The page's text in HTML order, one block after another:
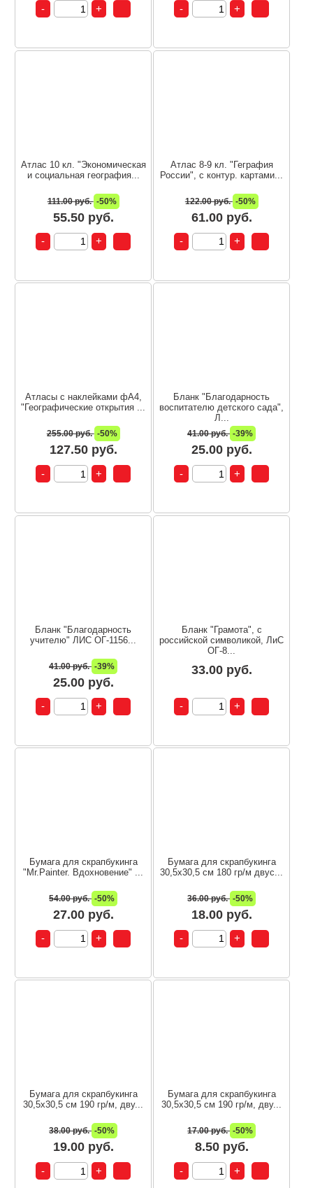
Атлас 10 кл. "Экономическая
и социальная география...
111.00 руб. -50%
55.50 руб.
Атлас 8-9 кл. "Геграфия
России", с контур. картами...
122.00 руб. -50%
61.00 руб.
Атласы с наклейками фА4,
"Географические открытия ...
255.00 руб. -50%
127.50 руб.
Бланк "Благодарность
воспитателю детского сада",
Л...
41.00 руб. -39%
25.00 руб.
Бланк "Благодарность
учителю" ЛИС ОГ-1156...
41.00 руб. -39%
25.00 руб.
Бланк "Грамота", с
российской символикой, ЛиС
ОГ-8...
33.00 руб.
Бумага для скрапбукинга
"Mr.Painter. Вдохновение" ...
54.00 руб. -50%
27.00 руб.
Бумага для скрапбукинга
30,5х30,5 см 180 гр/м двус...
36.00 руб. -50%
18.00 руб.
Бумага для скрапбукинга
30,5х30,5 см 190 гр/м, дву...
38.00 руб. -50%
19.00 руб.
Бумага для скрапбукинга
30,5х30,5 см 190 гр/м, дву...
17.00 руб. -50%
8.50 руб.